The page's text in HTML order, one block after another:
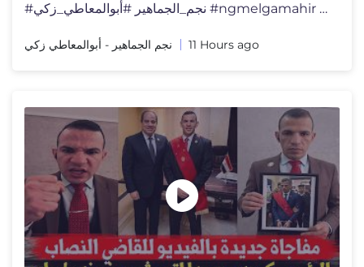
#نجم_الجماهير #أبوالمعاطي_زكي #ngmelgamahir #�
نجم الجماهير - أبوالمعاطي زكي 11 Hours ago